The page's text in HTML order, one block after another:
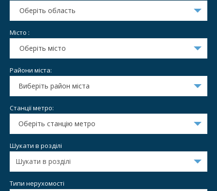
Оберіть область
Місто :
Оберіть місто
Райони міста:
Виберіть район міста
Станції метро:
Оберіть станцію метро
Шукати в розділі
Типи нерухомості